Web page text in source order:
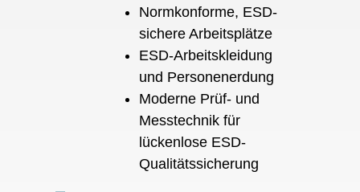
Normkonforme, ESD-
sichere Arbeitsplätze
ESD-Arbeitskleidung
und Personenerdung
Moderne Prüf- und
Messtechnik für
lückenlose ESD-
Qualitätssicherung